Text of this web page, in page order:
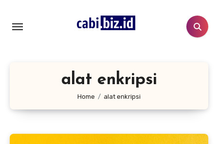
konten
alat enkripsi
Home alat enkripsi